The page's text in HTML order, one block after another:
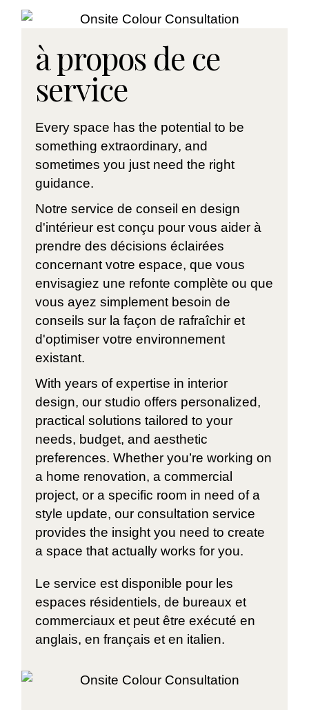
à propos de ce
service
Every space has the potential to be
something extraordinary, and
sometimes you just need the right
guidance.
Notre service de conseil en design
d'intérieur est conçu pour vous aider à
prendre des décisions éclairées
concernant votre espace, que vous
envisagiez une refonte complète ou que
vous ayez simplement besoin de
conseils sur la façon de rafraîchir et
d'optimiser votre environnement
existant.
With years of expertise in interior
design, our studio offers personalized,
practical solutions tailored to your
needs, budget, and aesthetic
preferences. Whether you’re working on
a home renovation, a commercial
project, or a specific room in need of a
style update, our consultation service
provides the insight you need to create
a space that actually works for you.
Le service est disponible pour les
espaces résidentiels, de bureaux et
commerciaux et peut être exécuté en
anglais, en français et en italien.